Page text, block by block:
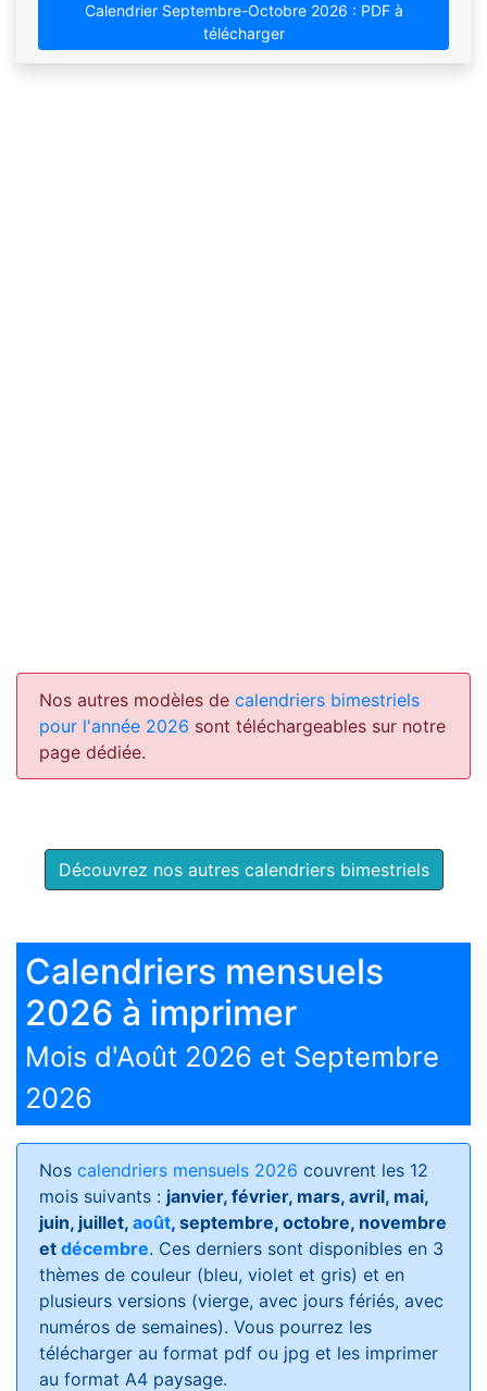
Calendrier Septembre-Octobre 2026 : PDF à
télécharger
Nos autres modèles de calendriers bimestriels
pour l'année 2026 sont téléchargeables sur notre
page dédiée.
Découvrez nos autres calendriers bimestriels
Calendriers mensuels
2026 à imprimer
Mois d'Août 2026 et Septembre
2026
Nos calendriers mensuels 2026 couvrent les 12
mois suivants : janvier, février, mars, avril, mai,
juin, juillet, août, septembre, octobre, novembre
et décembre. Ces derniers sont disponibles en 3
thèmes de couleur (bleu, violet et gris) et en
plusieurs versions (vierge, avec jours fériés, avec
numéros de semaines). Vous pourrez les
télécharger au format pdf ou jpg et les imprimer
au format A4 paysage.